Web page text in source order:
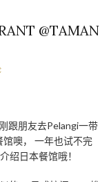
@TAMAN
跟朋友去Pelangi一带
馆噢， 一年也试不完
绍日本餐馆哦！